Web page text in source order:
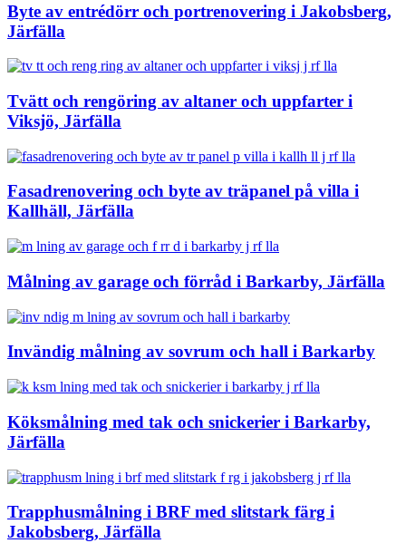
Byte av entrédörr och portrenovering i Jakobsberg,
Järfälla
Tvätt och rengöring av altaner och uppfarter i
Viksjö, Järfälla
Fasadrenovering och byte av träpanel på villa i
Kallhäll, Järfälla
Målning av garage och förråd i Barkarby, Järfälla
Invändig målning av sovrum och hall i Barkarby
Köksmålning med tak och snickerier i Barkarby,
Järfälla
Trapphusmålning i BRF med slitstark färg i
Jakobsberg, Järfälla